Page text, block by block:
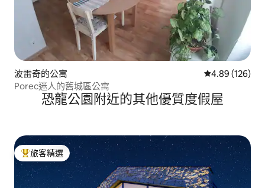
波雷奇的公寓 從 126 則評價
4.89 (126)
Porec迷人的舊城區公寓
恐龍公園附近的其他優質度假屋
旅客精選榜首
旅客精選